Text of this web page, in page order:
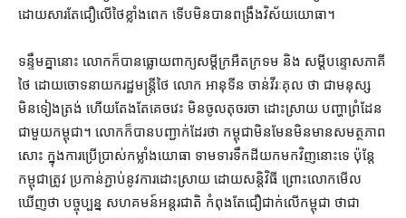
ដោយសារតែ​ជឿ​លើ​ថៃ​ខ្លាំង​ពេក ទើប​មិន​បាន​ពង្រឹង​វិស័យ​យោធា។
ទន្ទឹមគ្នា​នោះ លោក​ក៏បាន​ធ្លោយ​ពាក្យសម្ដី​ក្រអឺតក្រទម និង សម្ដី​បន្ទោស​ភាគី​
ថៃ ដោយ​ចោទ​នាយករដ្ឋមន្ត្រី​ថៃ លោក អានុទីន ចាន់វីរៈគុល ថា ជា​មនុស្ស​
មិន​ទៀងត្រង់ ហើយ​តែងតែ​គេចវេះ មិន​ចូល​តុ​ចរចា ដោះស្រាយ បញ្ហា​ព្រំដែន​
ជាមួយ​កម្ពុជា។ លោក​ក៏បាន​បញ្ជាក់​ដែរ​ថា កម្ពុជា​មិនមែន​មិន​មាន​សមត្ថភាព​
សោះ ក្នុង​ការ​ប្រើប្រាស់​កម្លាំង​យោធា ទាមទារ​ទឹកដី​យក​មក​វិញ​នោះ​ទេ ប៉ុន្តែ
កម្ពុជា​ត្រូវ ប្រកាន់​ភ្ជាប់​នូវ​ការ​ដោះស្រាយ ដោយ​សន្តិវិធី ព្រោះ​លោក​មើល​
ឃើញ​ថា បច្ចុប្បន្ន សហគមន៍​អន្តរជាតិ កំពុងតែ​ជឿជាក់​លើ​កម្ពុជា ថា​ជា​